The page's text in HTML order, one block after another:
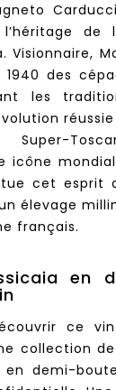
de
Visionnaire,
des
les
Super-
icône
cet esprit
élevage
français.
en
ce vin
collection
en demi-